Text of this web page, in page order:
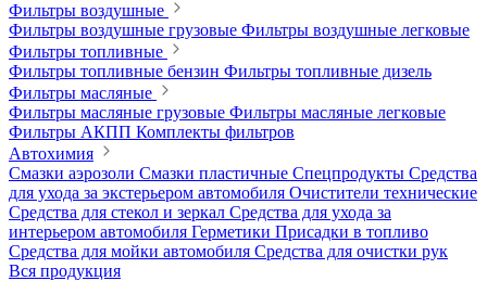
Фильтры воздушные
Фильтры воздушные грузовые Фильтры воздушные легковые
Фильтры топливные
Фильтры топливные бензин Фильтры топливные дизель
Фильтры масляные
Фильтры масляные грузовые Фильтры масляные легковые
Фильтры АКПП Комплекты фильтров
Автохимия
Смазки аэрозоли Смазки пластичные Спецпродукты Средства
для ухода за экстерьером автомобиля Очистители технические
Средства для стекол и зеркал Средства для ухода за
интерьером автомобиля Герметики Присадки в топливо
Средства для мойки автомобиля Средства для очистки рук
Вся продукция